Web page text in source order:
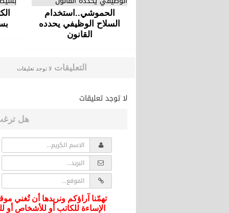
الحموشي..استخدام
السلاح الوظيفي يحدده
القانون
التعليقات لا توجد تعليقات
لا توجد تعليقات
هل
تهمّنا آراؤكم ونريدها أن تُغني
الإساءة للكاتب أو للأشخاص أو